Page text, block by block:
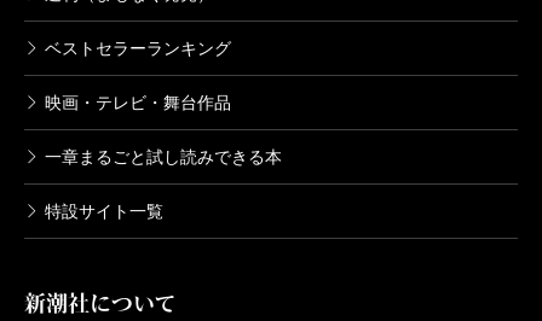
ベストセラーランキング
映画・テレビ・舞台作品
一章まるごと試し読みできる本
特設サイト一覧
新潮社について